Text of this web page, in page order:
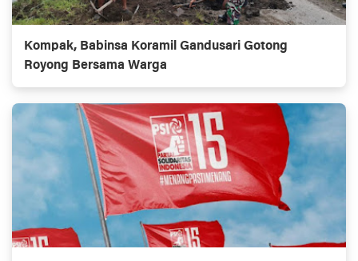
Kompak, Babinsa Koramil Gandusari Gotong
Royong Bersama Warga